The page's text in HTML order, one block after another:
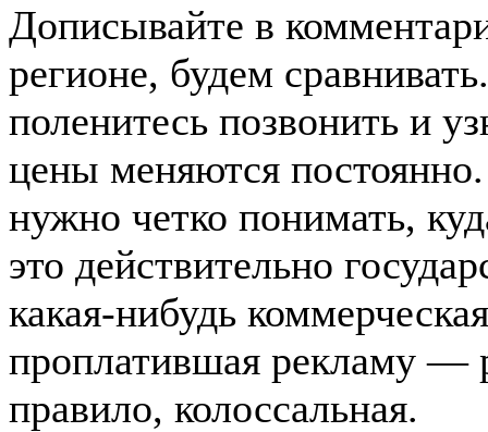
Дописывайте в
регионе, будем
поленитесь позвонить и
цены меняются
нужно четко понимать,
это действительно
какая-нибудь
проплатившая рекламу —
правило, колоссальная.